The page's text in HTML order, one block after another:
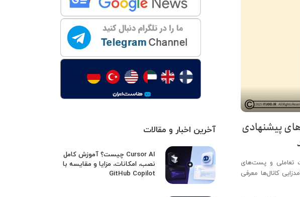
پیشنهادی
تعاملی و پست‌های
کانال‌ها معرفی
آخرین اخبار و مقالات
Cursor AI چیست؟ آموزش کامل
نصب، امکانات، مزایا و مقایسه با
GitHub Copilot